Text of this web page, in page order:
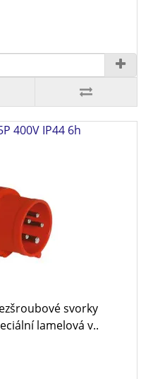
400V IP44 6h
svorky
lamelová v..